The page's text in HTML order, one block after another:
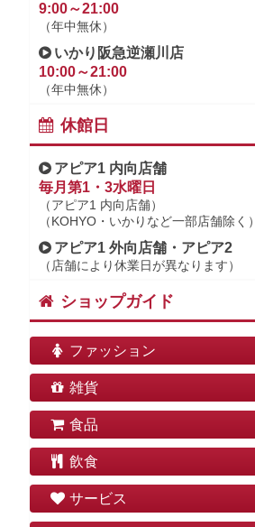
9:00～21:00
（年中無休）
いかり阪急逆瀬川店
10:00～21:00
（年中無休）
休館日
アピア1 内向店舗
毎月第1・3水曜日
（アピア1 内向店舗）
（KOHYO・いかりなど一部店舗除く）
アピア1 外向店舗・アピア2
（店舗により休業日が異なります）
ショップガイド
ファッション
雑貨
食品
飲食
サービス